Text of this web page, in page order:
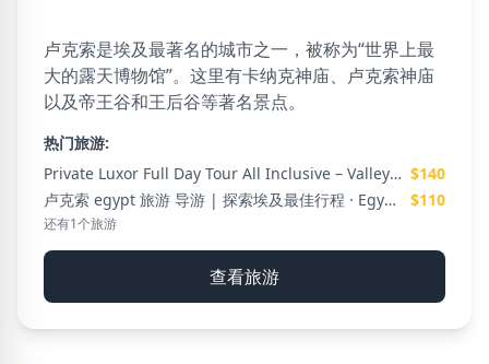
卢克索是埃及最著名的城市之一，被称为“世界上最
大的露天博物馆”。这里有卡纳克神庙、卢克索神庙
以及帝王谷和王后谷等著名景点。
热门旅游:
Private Luxor Full Day Tour All Inclusive – Valley of the Kings, Karnak & Lunch $140
卢克索 egypt 旅游 导游 | 探索埃及最佳行程 · Egypt Tours VIP
$110
还有1个旅游
查看旅游